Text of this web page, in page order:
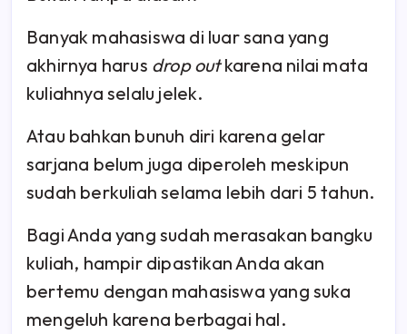
Banyak mahasiswa di luar sana yang
akhirnya harus drop outkarena nilai mata
kuliahnya selalu jelek.
Atau bahkan bunuh diri karena gelar
sarjana belum juga diperoleh meskipun
sudah berkuliah selama lebih dari 5 tahun.
Bagi Anda yang sudah merasakan bangku
kuliah, hampir dipastikan Anda akan
bertemu dengan mahasiswa yang suka
mengeluh karena berbagai hal.